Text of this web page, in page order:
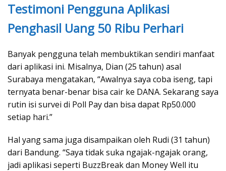
Testimoni Pengguna Aplikasi
Penghasil Uang 50 Ribu Perhari
Banyak pengguna telah membuktikan sendiri manfaat
dari aplikasi ini. Misalnya, Dian (25 tahun) asal
Surabaya mengatakan, “Awalnya saya coba iseng, tapi
ternyata benar-benar bisa cair ke DANA. Sekarang saya
rutin isi survei di Poll Pay dan bisa dapat Rp50.000
setiap hari.”
Hal yang sama juga disampaikan oleh Rudi (31 tahun)
dari Bandung. “Saya tidak suka ngajak-ngajak orang,
jadi aplikasi seperti BuzzBreak dan Money Well itu